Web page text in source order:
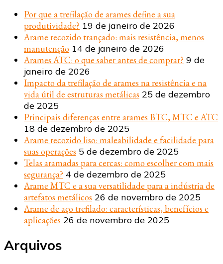
Por que a trefilação de arames define a sua
produtividade? 19 de janeiro de 2026
Arame recozido trançado: mais resistência, menos
manutenção 14 de janeiro de 2026
Arames ATC: o que saber antes de comprar? 9 de
janeiro de 2026
Impacto da trefilação de arames na resistência e na
vida útil de estruturas metálicas 25 de dezembro
de 2025
Principais diferenças entre arames BTC, MTC e ATC
18 de dezembro de 2025
Arame recozido liso: maleabilidade e facilidade para
suas operações 5 de dezembro de 2025
Telas aramadas para cercas: como escolher com mais
segurança? 4 de dezembro de 2025
Arame MTC e a sua versatilidade para a indústria de
artefatos metálicos 26 de novembro de 2025
Arame de aço trefilado: características, benefícios e
aplicações 26 de novembro de 2025
Arquivos